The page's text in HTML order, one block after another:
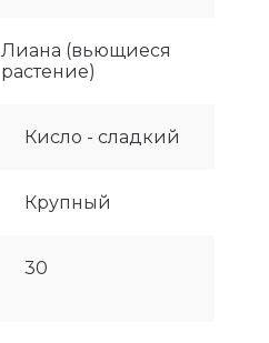
Лиана (вьющиеся
растение)
Кисло - сладкий
Крупный
30